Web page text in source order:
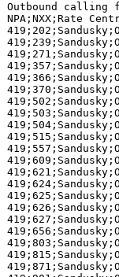
Outbound calling
NPA;NXX;Rate